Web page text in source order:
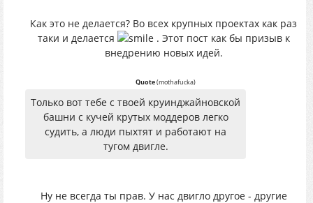
Как это не делается? Во всех крупных проектах как раз
таки и делается
. Этот пост как бы призыв к
внедрению новых идей.
Quote(mothafucka)
Только вот тебе с твоей круинджайновской
башни с кучей крутых моддеров легко
судить, а люди пыхтят и работают на
тугом двигле.
Ну не всегда ты прав. У нас двигло другое - другие